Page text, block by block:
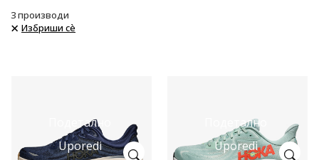
3производи
Избриши сè
Подетално
Uporedi
Подетално
Uporedi